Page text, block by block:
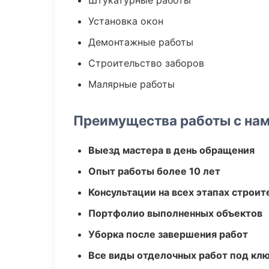
Установка окон
Демонтажные работы
Строительство заборов
Малярные работы
Преимущества работы с
Выезд мастера в день обращения
Опыт работы более 10 лет
Консультации на всех этапах
Портфолио выполненных объектов
Уборка после завершения работ
Все виды отделочных работ под